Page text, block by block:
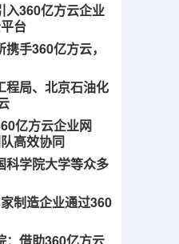
入360亿方云企业
台
手360亿方云，
程局、北京石油化
亿方云企业网
高效协同
科学院大学等众多
制造企业通过360